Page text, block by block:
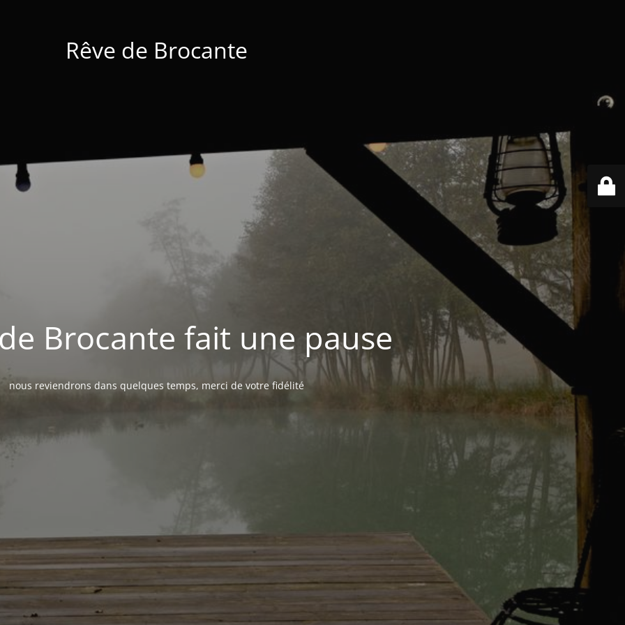
Rêve de Brocante
Brocante fait une pause
nous reviendrons dans quelques temps, merci de votre fidélité